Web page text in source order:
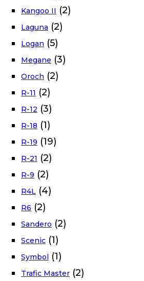
Kangoo II (2)
Laguna (2)
Logan (5)
Megane (3)
Oroch (2)
R-11 (2)
R-12 (3)
R-18 (1)
R-19 (19)
R-21 (2)
R-9 (2)
R4L (4)
R6 (2)
Sandero (2)
Scenic (1)
Symbol (1)
Trafic Master (2)